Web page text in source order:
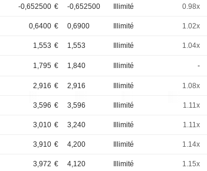
-0,652500 € -0,652500 Illimité 0.98x
0,6400 € 0,6900 Illimité 1.02x
1,553 € 1,553 Illimité 1.04x
1,795 € 1,840 Illimité -
2,916 € 2,916 Illimité 1.08x
3,596 € 3,596 Illimité 1.11x
3,010 € 3,240 Illimité 1.11x
3,910 € 4,200 Illimité 1.14x
3,972 € 4,120 Illimité 1.15x